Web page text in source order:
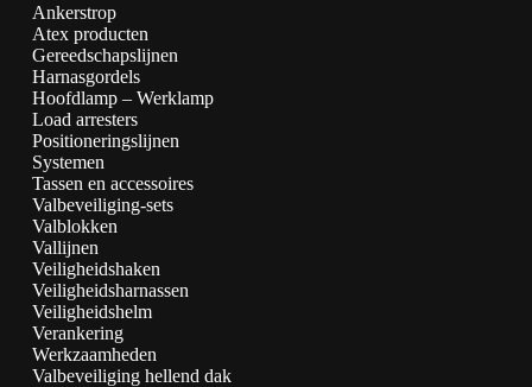
Ankerstrop
Atex producten
Gereedschapslijnen
Harnasgordels
Hoofdlamp – Werklamp
Load arresters
Positioneringslijnen
Systemen
Tassen en accessoires
Valbeveiliging-sets
Valblokken
Vallijnen
Veiligheidshaken
Veiligheidsharnassen
Veiligheidshelm
Verankering
Werkzaamheden
Valbeveiliging hellend dak